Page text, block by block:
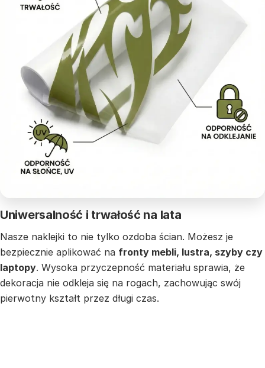
Uniwersalność i trwałość na lata
Nasze naklejki to nie tylko ozdoba ścian. Możesz je
bezpiecznie aplikować na fronty mebli, lustra, szyby czy
laptopy. Wysoka przyczepność materiału sprawia, że
dekoracja nie odkleja się na rogach, zachowując swój
pierwotny kształt przez długi czas.